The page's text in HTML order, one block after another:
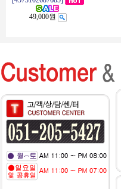
49,000원